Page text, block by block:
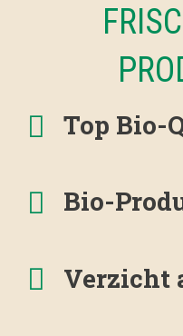
Top Bio-
Bio-
Verzicht